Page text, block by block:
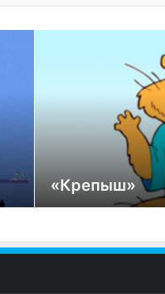
«Крепыш»